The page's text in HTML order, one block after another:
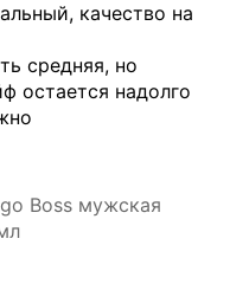
качество на
средняя, но
остается надолго
Boss мужская